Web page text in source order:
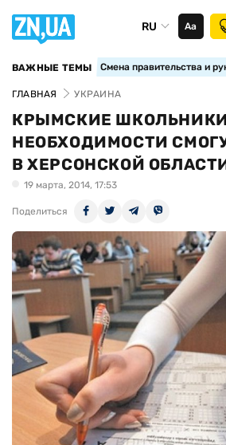
RU Аа
ВАЖНЫЕ ТЕМЫ Смена правительства и
ГЛАВНАЯ УКРАИНА
КРЫМСКИЕ
НЕОБХОДИМОСТИ
В ХЕРСОНСКОЙ
19 марта, 2014, 17:53
Поделиться